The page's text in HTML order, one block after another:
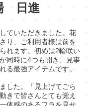
日進
ていただきました。花
り、ご利用者様は前を
れます。初めは2輪咲い
同時に4つも開き、見事
る最強アイテムです。
した。「見上げてごら
きで皆さんとても覚え
体感のあるフラを見せ